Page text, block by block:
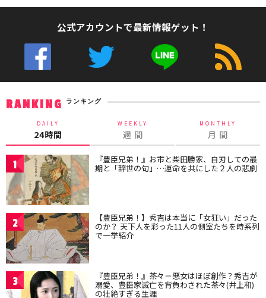
公式アカウントで最新情報ゲット！
RANKING ランキング
DAILY
24時間
WEEKLY
週 間
MONTHLY
月 間
1 『豊臣兄弟！』お市と柴田勝家、自刃しての最
期と「辞世の句」…運命を共にした２人の悲劇
2 【豊臣兄弟！】秀吉は本当に「女狂い」だった
のか？ 天下人を彩った11人の側室たちを時系列
で一挙紹介
3 『豊臣兄弟！』茶々＝悪女はほぼ創作？秀吉が
溺愛、豊臣家滅亡を背負わされた茶々(井上和)
の壮絶すぎる生涯